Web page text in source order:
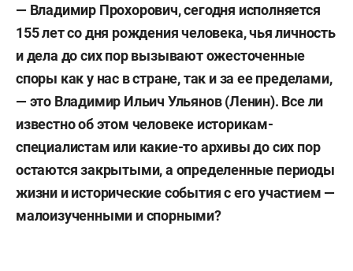
— Владимир Прохорович, сегодня исполняется
155 лет со дня рождения человека, чья личность
и дела до сих пор вызывают ожесточенные
споры как у нас в стране, так и за ее пределами,
— это Владимир Ильич Ульянов (Ленин). Все ли
известно об этом человеке историкам-
специалистам или какие-то архивы до сих пор
остаются закрытыми, а определенные периоды
жизни и исторические события с его участием —
малоизученными и спорными?